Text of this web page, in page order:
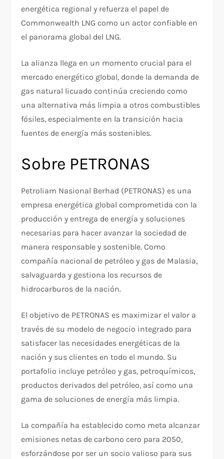
energética regional y refuerza el papel de
Commonwealth LNG como un actor confiable en
el panorama global del LNG.
La alianza llega en un momento crucial para el
mercado energético global, donde la demanda de
gas natural licuado continúa creciendo como
una alternativa más limpia a otros combustibles
fósiles, especialmente en la transición hacia
fuentes de energía más sostenibles.
Sobre PETRONAS
Petroliam Nasional Berhad (PETRONAS) es una
empresa energética global comprometida con la
producción y entrega de energía y soluciones
necesarias para hacer avanzar la sociedad de
manera responsable y sostenible. Como
compañía nacional de petróleo y gas de Malasia,
salvaguarda y gestiona los recursos de
hidrocarburos de la nación.
El objetivo de PETRONAS es maximizar el valor a
través de su modelo de negocio integrado para
satisfacer las necesidades energéticas de la
nación y sus clientes en todo el mundo. Su
portafolio incluye petróleo y gas, petroquímicos,
productos derivados del petróleo, así como una
gama de soluciones de energía más limpia.
La compañía ha establecido como meta alcanzar
emisiones netas de carbono cero para 2050,
esforzándose por ser un socio valioso para sus